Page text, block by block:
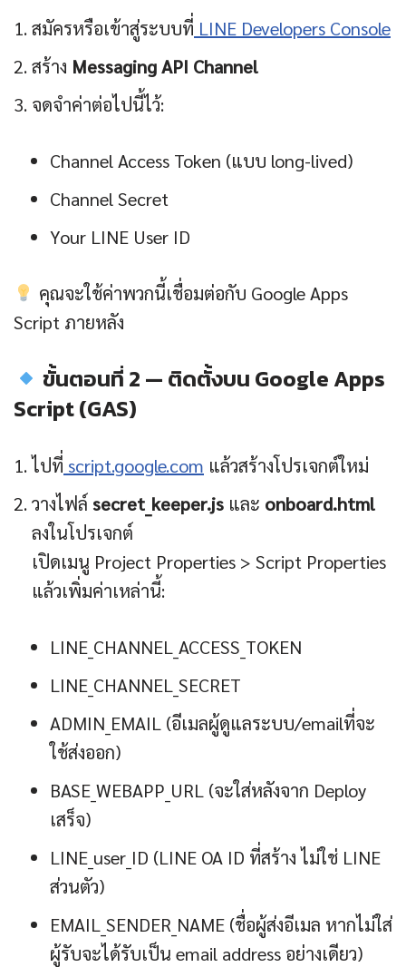
สมัครหรือเข้าสู่ระบบที่ LINE Developers Console
สร้าง Messaging API Channel
จดจำค่าต่อไปนี้ไว้:
Channel Access Token (แบบ long-lived)
Channel Secret
Your LINE User ID
คุณจะใช้ค่าพวกนี้เชื่อมต่อกับ Google Apps
Script ภายหลัง
ขั้นตอนที่ 2 — ติดตั้งบน Google Apps
Script (GAS)
ไปที่ script.google.com แล้วสร้างโปรเจกต์ใหม่
วางไฟล์ secret_keeper.js และ onboard.html
ลงในโปรเจกต์
เปิดเมนู Project Properties > Script Properties
แล้วเพิ่มค่าเหล่านี้:
LINE_CHANNEL_ACCESS_TOKEN
LINE_CHANNEL_SECRET
ADMIN_EMAIL (อีเมลผู้ดูแลระบบ/emailที่จะ
ใช้ส่งออก)
BASE_WEBAPP_URL (จะใส่หลังจาก Deploy
เสร็จ)
LINE_user_ID (LINE OA ID ที่สร้าง ไม่ใช่ LINE
ส่วนตัว)
EMAIL_SENDER_NAME (ชื่อผู้ส่งอีเมล หากไม่ใส่
ผู้รับจะได้รับเป็น email address อย่างเดียว)